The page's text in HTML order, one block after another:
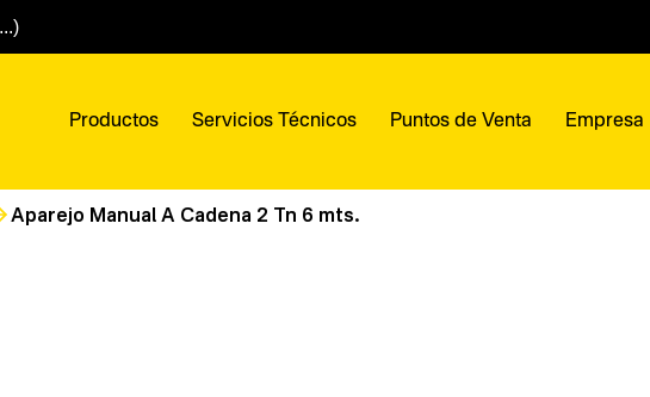
Productos Servicios Técnicos Puntos de Venta Empresa
Aparejo Manual A Cadena 2 Tn 6 mts.